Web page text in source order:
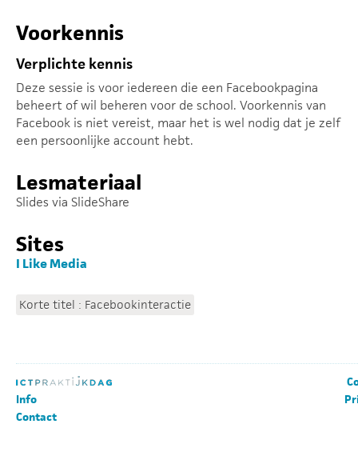
Voorkennis
Verplichte kennis
Deze sessie is voor iedereen die een Facebookpagina
beheert of wil beheren voor de school. Voorkennis van
Facebook is niet vereist, maar het is wel nodig dat je zelf
een persoonlijke account hebt.
Lesmateriaal
Slides via SlideShare
Sites
I Like Media
Korte titel : Facebookinteractie
Info
Contact